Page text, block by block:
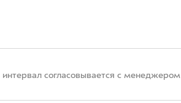
согласовывается с менеджером